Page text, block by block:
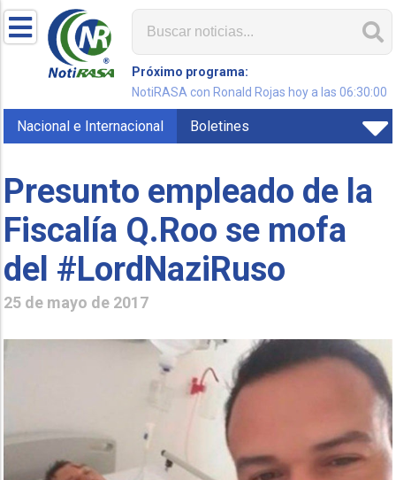
Próximo programa:
NotiRASA con Ronald Rojas hoy a las 06:30:00
Nacional e Internacional Boletines
Presunto empleado de la
Fiscalía Q.Roo se mofa
del #LordNaziRuso
25 de mayo de 2017